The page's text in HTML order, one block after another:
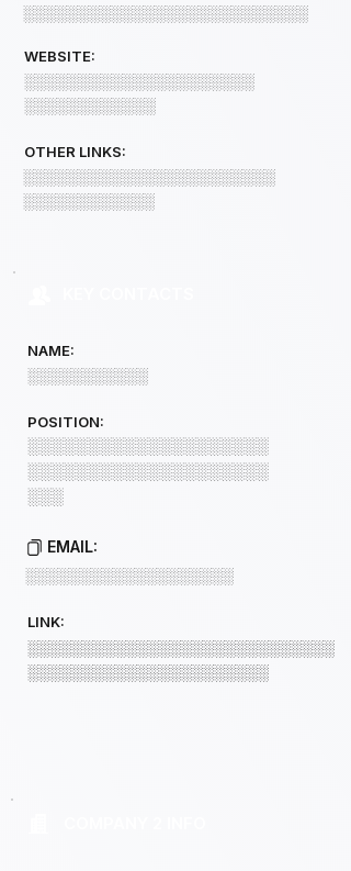
░░░░░░░░░░░░░░░░░░░░░░░░░░
WEBSITE:
░░░░░░░░░░░░░░░░░░░░░
░░░░░░░░░░░░
OTHER LINKS:
░░░░░░░░░░░░░░░░░░░░░░░
░░░░░░░░░░░░
NAME:
░░░░░░░░░░░
POSITION:
░░░░░░░░░░░░░░░░░░░░
░░░░░░░░░░░░░░░░░░░░
░░░
EMAIL:
░░░░░░░░░░░░░░░░░░░
LINK:
░░░░░░░░░░░░░░░░░░░░░░░░░░░░
░░░░░░░░░░░░░░░░░░░░░░